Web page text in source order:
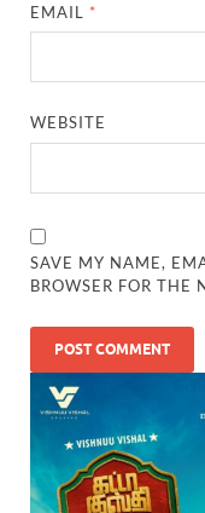
EMAIL *
WEBSITE
SAVE MY NAME,
BROWSER FOR THE